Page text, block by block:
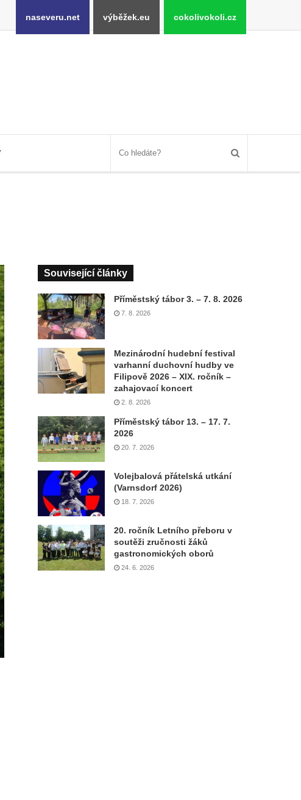
naseveru.net výběžek.eu cokolivokoli.cz
Související články
Příměstský tábor 3. – 7. 8. 2026
7. 8. 2026
Mezinárodní hudební festival
varhanní duchovní hudby ve
Filipově 2026 – XIX. ročník –
zahajovací koncert
2. 8. 2026
Příměstský tábor 13. – 17. 7.
2026
20. 7. 2026
Volejbalová přátelská utkání
(Varnsdorf 2026)
18. 7. 2026
20. ročník Letního přeboru v
soutěži zručnosti žáků
gastronomických oborů
24. 6. 2026